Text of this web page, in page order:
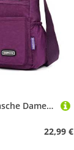
NOTAG Umhängetasche Damen, Leichte Mehrfach-Taschen Schultertasche Damen Wasserdicht Nylon Handtasche Umhängetasche (Lila)
22,99 €